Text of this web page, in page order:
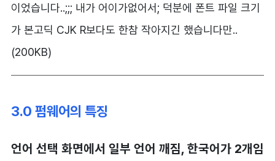
이었습니다..;;; 내가 어이가없어서; 덕분에 폰트 파일 크기
가 본고딕 CJK R보다도 한참 작아지긴 했습니다만..
(200KB)
3.0 펌웨어의 특징
언어 선택 화면에서 일부 언어 깨짐, 한국어가 2개임